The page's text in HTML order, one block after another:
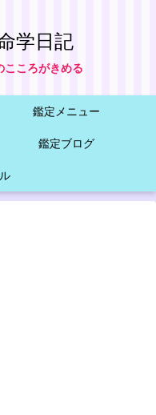
学日記
こころがきめる
鑑定メニュー
鑑定ブログ